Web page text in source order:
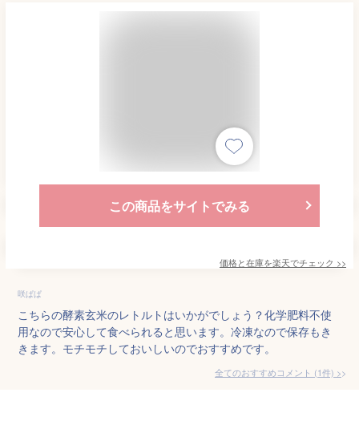
この商品をサイトでみる
価格と在庫を楽天でチェック >>
咲ぱぱ
こちらの酵素玄米のレトルトはいかがでしょう？化学肥料不使
用なので安心して食べられると思います。冷凍なので保存もき
きます。モチモチしておいしいのでおすすめです。
全てのおすすめコメント (1件) >